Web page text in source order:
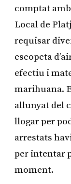
comptat
Local de
requisar
escopeta
efectiu i
marihuana.
allunyat del
llogar per
arrestats
per intentar
moment.